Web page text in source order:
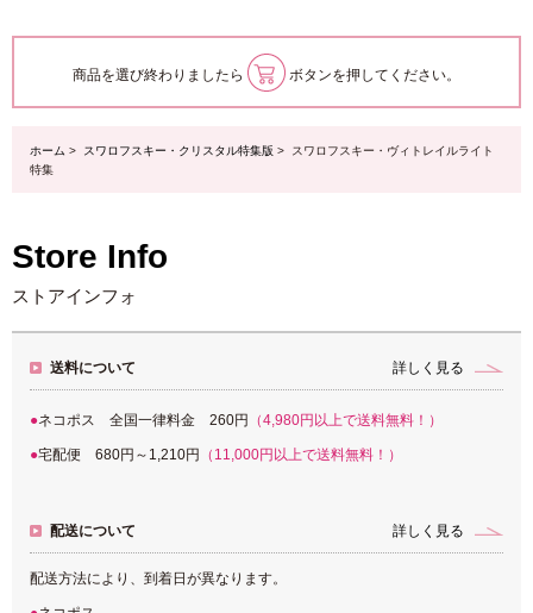
商品を選び終わりましたら ボタンを押してください。
ホーム > スワロフスキー・クリスタル特集版 > スワロフスキー・ヴィトレイルライト
特集
Store Info
ストアインフォ
送料について 詳しく見る
ネコポス 全国一律料金 260円 （4,980円以上で送料無料！）
宅配便 680円～1,210円 （11,000円以上で送料無料！）
配送について 詳しく見る
配送方法により、到着日が異なります。